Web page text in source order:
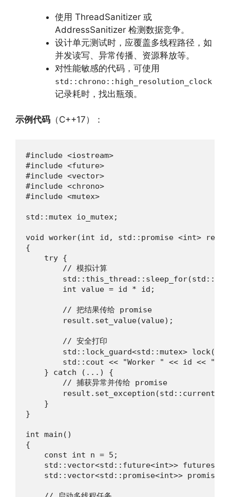
使用 ThreadSanitizer 或
AddressSanitizer 检测数据竞争。
设计单元测试时，应覆盖多线程路径，如
并发读写、异常传播、资源释放等。
对性能敏感的代码，可使用
std::chrono::high_resolution_clock
记录耗时，找出瓶颈。
示例代码 （C++17）：
#include <iostream>
#include <future>
#include <vector>
#include <chrono>
#include <mutex>
std::mutex io_mutex;
void worker(int id, std::promise <int>
{
    try {
        // 模拟计算
        int value = id * id;
        // 把结果传给 promise
        result.set_value(value);
        // 安全打印
std::lock_guard<std::mutex>
std::cout << "Worker " << id << "
    } catch (...) {
        // 捕获异常并传给 promise
    }
}
int main()
{
    const int n = 5;
    std::vector<std::future<int>> futures;
std::vector<std::promise<int>>